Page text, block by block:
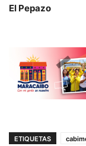
El Pepazo
ETIQUETAS